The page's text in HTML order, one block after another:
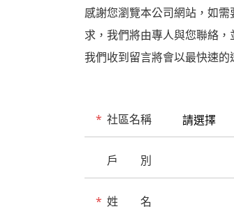
感謝您瀏覽本公司網站，如
求，我們將由專人與您聯絡，
我們收到留言將會以最快速
* 社區名稱
戶 別
* 姓 名